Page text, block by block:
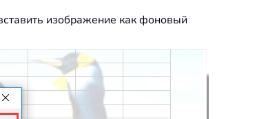
изображение как фоновый